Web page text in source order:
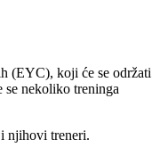
(EYC), koji će se održati
se nekoliko treninga
njihovi treneri.